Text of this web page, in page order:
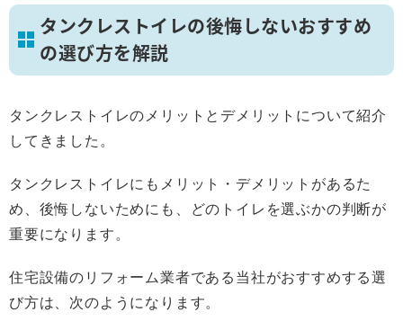
タンクレストイレの後悔しないおすすめ
の選び方を解説
タンクレストイレのメリットとデメリットについて紹介
してきました。
タンクレストイレにもメリット・デメリットがあるた
め、後悔しないためにも、どのトイレを選ぶかの判断が
重要になります。
住宅設備のリフォーム業者である当社がおすすめする選
び方は、次のようになります。